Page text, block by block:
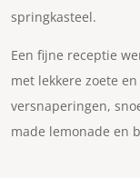
springkasteel.
Een fijne receptie
met lekkere zoete
versnaperingen,
made lemonade en